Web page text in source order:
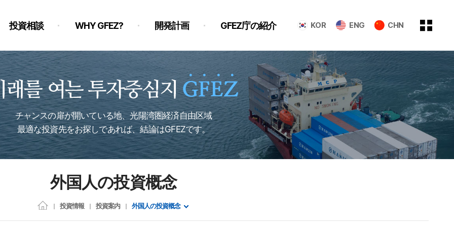
KOR ENG CHN
投資相談 WHY GFEZ? 開発計画 GFEZ庁の紹介
チャンスの扉が開いている地、光陽湾圏経済自由区域
最適な投資先をお探しであれば、結論はGFEZです。
外国人の投資概念
投資情報 投資案内 外国人の投資概念